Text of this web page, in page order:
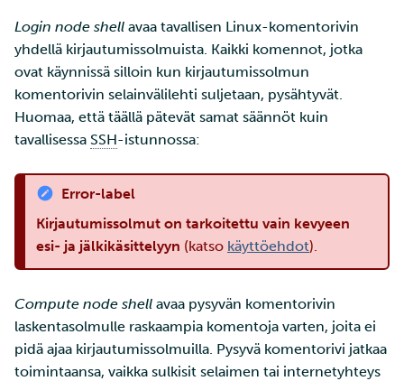
k
u
a
Jäsenten lisääminen
projektiisi
Palveluiden käyttöoikeuden
lisääminen projektille
Laskentayksiköiden
hakeminen
Levykiintiöiden
Mahti-supertietokoneen
suuren osion käyttö
Suuri läpäisykyky
Interaktiivinen käyttö
Suorituskyvyn tarkistuslista
R-Jupyter
RStudio
TensorBoard
ominaisuudet
Tietokantainstanssin
koon muuttaminen
pienten tiedostojen
tehokkaaseen siirtoon
Wgetin käyttö datan
lataamiseen
Tiedostojen jakaminen ja
FileSenderillä
Datan siirtäminen IDAn ja
välillä
Etälevyjen liittäminen
SD Services –
Versiohistoria
Login node shell avaa tavallisen Linux-komentorivin
yhdellä kirjautumissolmuista. Kaikki komennot, jotka
ovat käynnissä silloin kun kirjautumissolmun
komentorivin selainvälilehti suljetaan, pysähtyvät.
Huomaa, että täällä pätevät samat säännöt kuin
tavallisessa SSH-istunnossa:
Error-label
Kirjautumissolmut on tarkoitettu vain kevyeen
esi- ja jälkikäsittelyyn (katso käyttöehdot).
Compute node shell avaa pysyvän komentorivin
laskentasolmulle raskaampia komentoja varten, joita ei
pidä ajaa kirjautumissolmuilla. Pysyvä komentorivi jatkaa
toimintaansa, vaikka sulkisit selaimen tai internetyhteys